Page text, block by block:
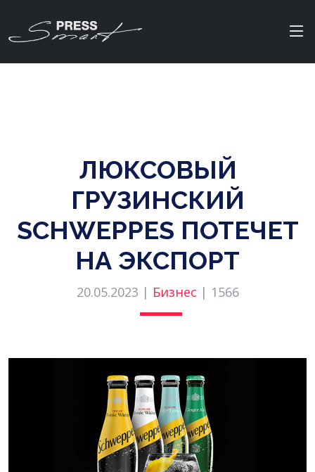
ЛЮКСОВЫЙ
ГРУЗИНСКИЙ
SCHWEPPES ПОТЕЧЕТ
НА ЭКСПОРТ
20.05.2023 | Бизнес | 1566